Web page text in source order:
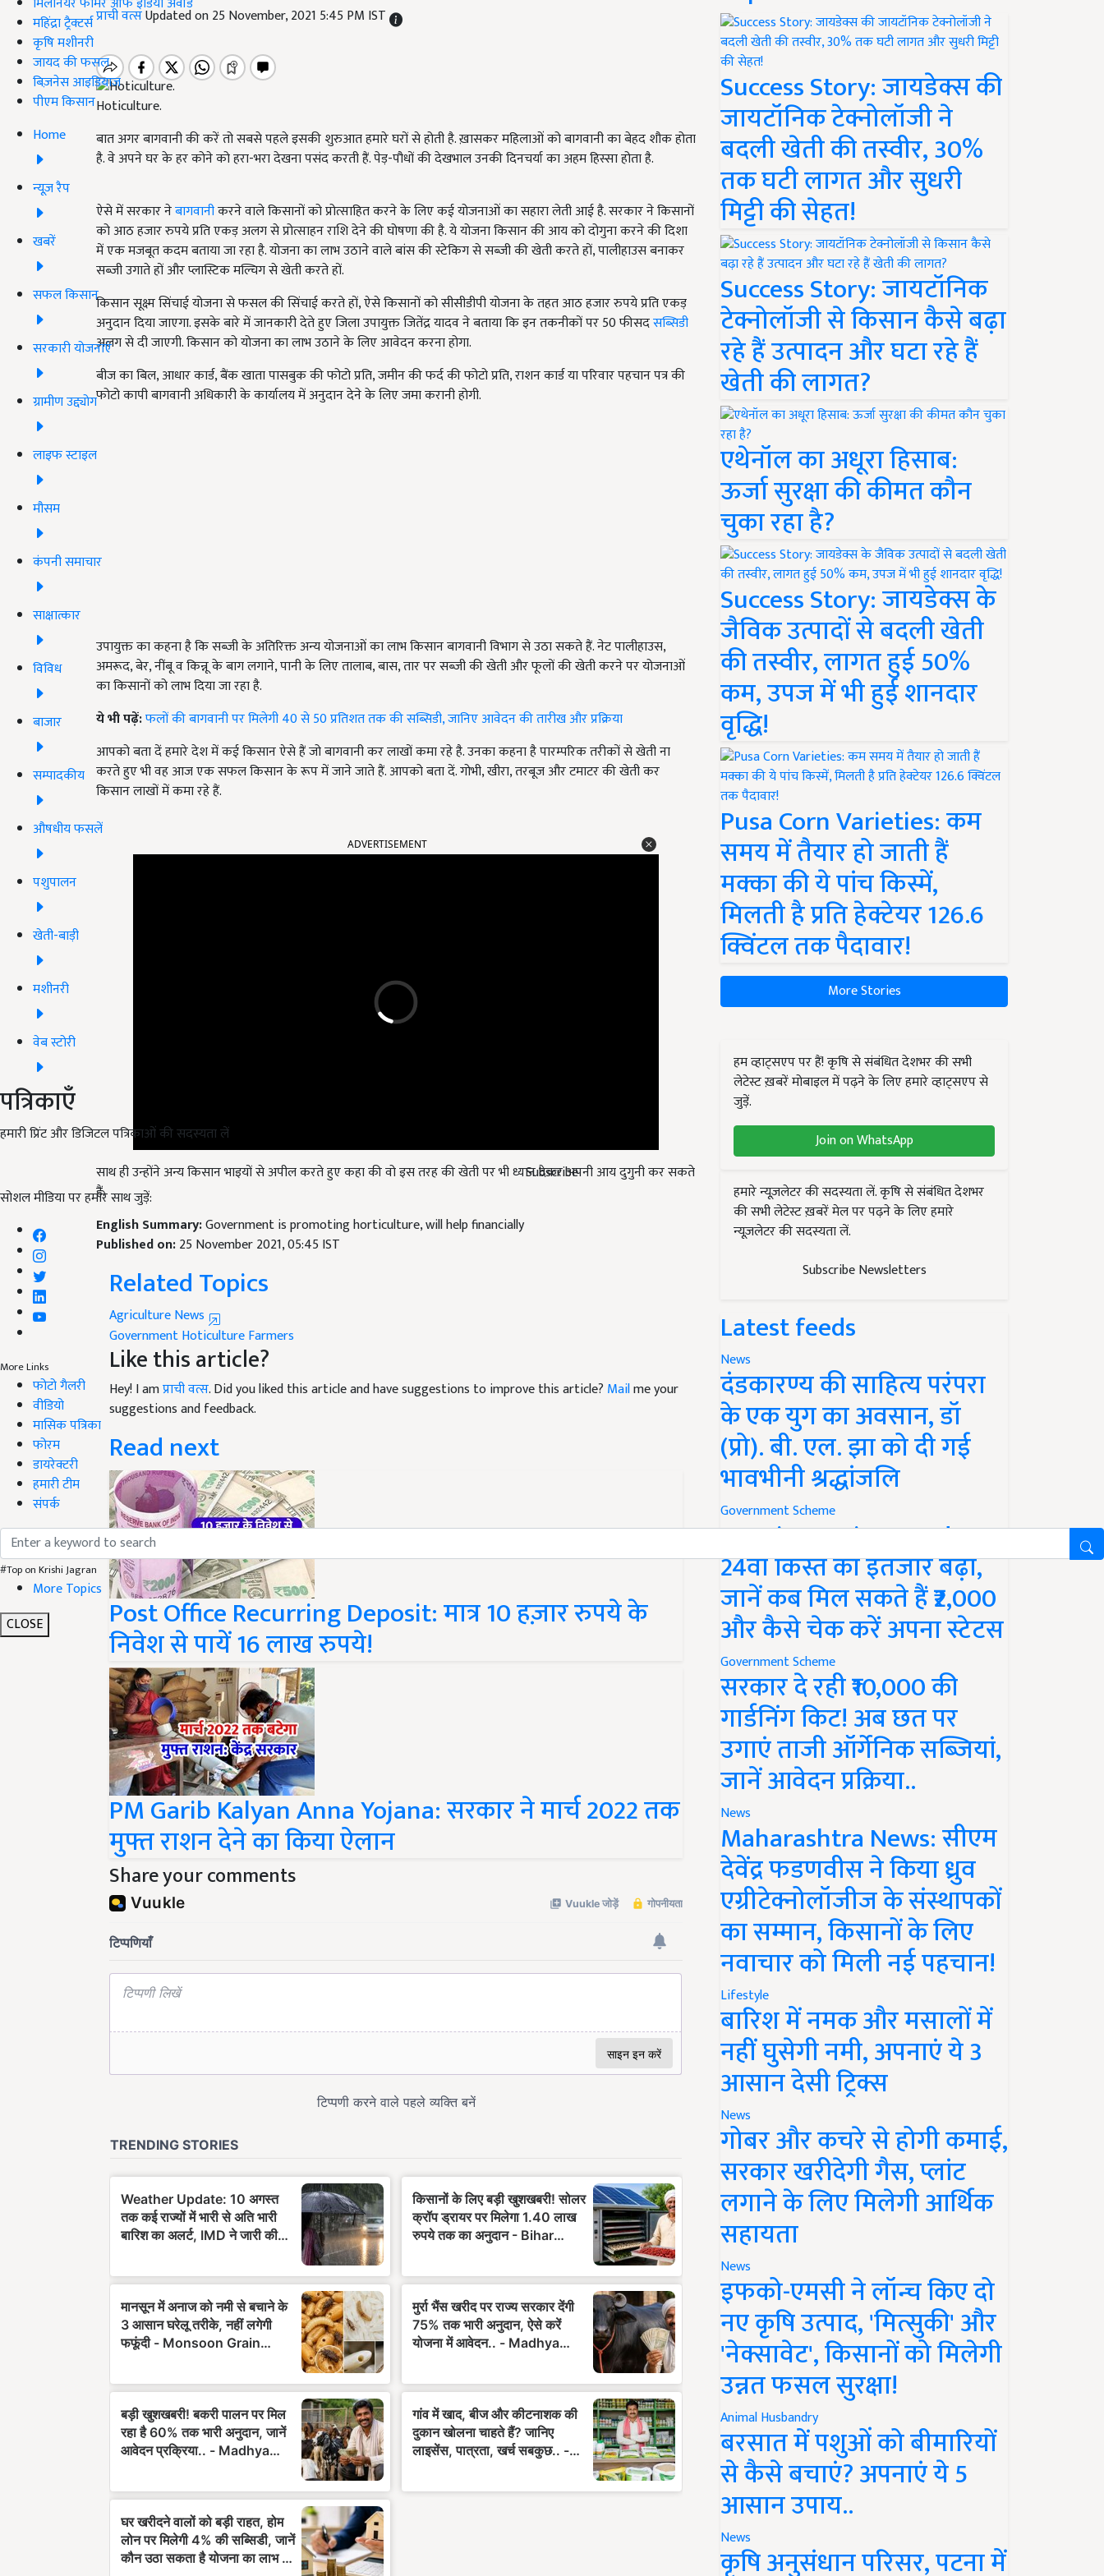
महिंद्रा ट्रैक्टर्स
कृषि मशीनरी
जायद की फसल
बिज़नेस आइडियाज
पीएम किसान
Home
न्यूज़ रैप
खबरें
सफल किसान
सरकारी योजनाएं
ग्रामीण उद्द्योग
लाइफ स्टाइल
मौसम
कंपनी समाचार
साक्षात्कार
विविध
बाजार
सम्पादकीय
औषधीय फसलें
पशुपालन
खेती-बाड़ी
मशीनरी
वेब स्टोरी
पत्रिकाएँ
हमारी प्रिंट और डिजिटल पत्रिकाओं की सदस्यता लें
Subscribe
सोशल मीडिया पर हमारे साथ जुड़ें:
More Links
फोटो गैलरी
वीडियो
मासिक पत्रिका
फोरम
डायरेक्टरी
हमारी टीम
संपर्क
#Top on Krishi Jagran
More Topics
CLOSE
प्राची वत्सUpdated on 25 November, 2021 5:45 PM IST
Hoticulture.
बात अगर बागवानी की करें तो सबसे पहले इसकी शुरुआत हमारे घरों से होती है. ख़ासकर महिलाओं को बागवानी का बेहद शौक होता
है. वे अपने घर के हर कोने को हरा-भरा देखना पसंद करती हैं. पेड़-पौधों की देखभाल उनकी दिनचर्या का अहम हिस्सा होता है.
ऐसे में सरकार नेबागवानीकरने वाले किसानों को प्रोत्साहित करने के लिए कई योजनाओं का सहारा लेती आई है. सरकार ने किसानों
को आठ हजार रुपये प्रति एकड़ अलग से प्रोत्साहन राशि देने की घोषणा की है. ये योजना किसान की आय को दोगुना करने की दिशा
में एक मजबूत कदम बताया जा रहा है. योजना का लाभ उठाने वाले बांस की स्टेकिग से सब्जी की खेती करते हों, पालीहाउस बनाकर
सब्जी उगाते हों और प्लास्टिक मल्चिग से खेती करते हों.
किसान सूक्ष्म सिंचाई योजना से फसल की सिंचाई करते हों, ऐसे किसानों को सीसीडीपी योजना के तहत आठ हजार रुपये प्रति एकड़
अनुदान दिया जाएगा. इसके बारे में जानकारी देते हुए जिला उपायुक्त जितेंद्र यादव ने बताया कि इन तकनीकों पर 50 फीसदसब्सिडी
अलग से दी जाएगी. किसान को योजना का लाभ उठाने के लिए आवेदन करना होगा.
बीज का बिल, आधार कार्ड, बैंक खाता पासबुक की फोटो प्रति, जमीन की फर्द की फोटो प्रति, राशन कार्ड या परिवार पहचान पत्र की
फोटो कापी बागवानी अधिकारी के कार्यालय में अनुदान देने के लिए जमा करानी होगी.
उपायुक्त का कहना है कि सब्जी के अतिरिक्त अन्य योजनाओं का लाभ किसान बागवानी विभाग से उठा सकते हैं. नेट पालीहाउस,
अमरूद, बेर, नींबू व किन्नू के बाग लगाने, पानी के लिए तालाब, बास, तार पर सब्जी की खेती और फूलों की खेती करने पर योजनाओं
का किसानों को लाभ दिया जा रहा है.
ये भी पढ़ें:फलों की बागवानी पर मिलेगी 40 से 50 प्रतिशत तक की सब्सिडी, जानिए आवेदन की तारीख और प्रक्रिया
आपको बता दें हमारे देश में कई किसान ऐसे हैं जो बागवानी कर लाखों कमा रहे है. उनका कहना है पारम्परिक तरीकों से खेती ना
करते हुए भी वह आज एक सफल किसान के रूप में जाने जाते हैं. आपको बता दें. गोभी, खीरा, तरबूज और टमाटर की खेती कर
किसान लाखों में कमा रहे हैं.
साथ ही उन्होंने अन्य किसान भाइयों से अपील करते हुए कहा की वो इस तरह की खेती पर भी ध्यान देकर अपनी आय दुगुनी कर सकते
हैं.
English Summary:
Published on:25 November 2021, 05:45 IST
Related Topics
Agriculture News
GovernmentHoticulture
Like this article?
Hey! I amप्राची वत्स. Did you liked this article and have suggestions to improve this article?
suggestions and feedback.
Read next
Post Office Recurring Deposit: मात्र 10 हज़ार रुपये के
निवेश से पायें 16 लाख रुपये!
PM Garib Kalyan Anna Yojana: सरकार ने मार्च 2022 तक
मुफ्त राशन देने का किया ऐलान
Share your comments
Success Story: जायडेक्स की
जायटॉनिक टेक्नोलॉजी ने
बदली खेती की तस्वीर, 30%
तक घटी लागत और सुधरी
मिट्टी की सेहत!
Success Story: जायटॉनिक
टेक्नोलॉजी से किसान कैसे बढ़ा
रहे हैं उत्पादन और घटा रहे हैं
खेती की लागत?
एथेनॉल का अधूरा हिसाब:
ऊर्जा सुरक्षा की कीमत कौन
चुका रहा है?
Success Story: जायडेक्स के
जैविक उत्पादों से बदली खेती
की तस्वीर, लागत हुई 50%
कम, उपज में भी हुई शानदार
वृद्धि!
Pusa Corn Varieties: कम
समय में तैयार हो जाती हैं
मक्का की ये पांच किस्में,
मिलती है प्रति हेक्टेयर 126.6
क्विंटल तक पैदावार!
More Stories
हम व्हाट्सएप पर हैं! कृषि से संबंधित देशभर की सभी
लेटेस्ट ख़बरें मोबाइल में पढ़ने के लिए हमारे व्हाट्सएप से
जुड़ें.
Join on WhatsApp
हमारे न्यूज़लेटर की सदस्यता लें. कृषि से संबंधित देशभर
की सभी लेटेस्ट ख़बरें मेल पर पढ़ने के लिए हमारे
न्यूज़लेटर की सदस्यता लें.
Subscribe Newsletters
Latest feeds
News
दंडकारण्य की साहित्य परंपरा
के एक युग का अवसान, डॉ
(प्रो). बी. एल. झा को दी गई
भावभीनी श्रद्धांजलि
Government Scheme
PM Kisan Yojana Update:
24वीं किस्त का इंतजार बढ़ा,
जानें कब मिल सकते हैं ₹2,000
और कैसे चेक करें अपना स्टेटस
Government Scheme
सरकार दे रही ₹10,000 की
गार्डनिंग किट! अब छत पर
उगाएं ताजी ऑर्गेनिक सब्जियां,
जानें आवेदन प्रक्रिया..
News
Maharashtra News: सीएम
देवेंद्र फडणवीस ने किया ध्रुव
एग्रीटेक्नोलॉजीज के संस्थापकों
का सम्मान, किसानों के लिए
नवाचार को मिली नई पहचान!
Lifestyle
बारिश में नमक और मसालों में
नहीं घुसेगी नमी, अपनाएं ये 3
आसान देसी ट्रिक्स
News
गोबर और कचरे से होगी कमाई,
सरकार खरीदेगी गैस, प्लांट
लगाने के लिए मिलेगी आर्थिक
सहायता
News
इफको-एमसी ने लॉन्च किए दो
नए कृषि उत्पाद, 'मित्सुकी' और
'नेक्सावेट', किसानों को मिलेगी
उन्नत फसल सुरक्षा!
Animal Husbandry
बरसात में पशुओं को बीमारियों
से कैसे बचाएं? अपनाएं ये 5
आसान उपाय..
News
कृषि अनुसंधान परिसर, पटना में